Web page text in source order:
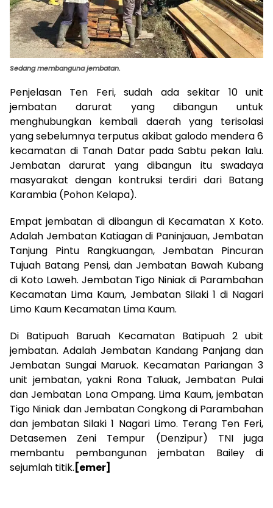
Sedang membanguna jembatan.
Penjelasan Ten Feri, sudah ada sekitar 10 unit
jembatan darurat yang dibangun untuk
menghubungkan kembali daerah yang terisolasi
yang sebelumnya terputus akibat galodo mendera 6
kecamatan di Tanah Datar pada Sabtu pekan lalu.
Jembatan darurat yang dibangun itu swadaya
masyarakat dengan kontruksi terdiri dari Batang
Karambia (Pohon Kelapa).
Empat jembatan di dibangun di Kecamatan X Koto.
Adalah Jembatan Katiagan di Paninjauan, Jembatan
Tanjung Pintu Rangkuangan, Jembatan Pincuran
Tujuah Batang Pensi, dan Jembatan Bawah Kubang
di Koto Laweh. Jembatan Tigo Niniak di Parambahan
Kecamatan Lima Kaum, Jembatan Silaki 1 di Nagari
Limo Kaum Kecamatan Lima Kaum.
Di Batipuah Baruah Kecamatan Batipuah 2 ubit
jembatan. Adalah Jembatan Kandang Panjang dan
Jembatan Sungai Maruok. Kecamatan Pariangan 3
unit jembatan, yakni Rona Taluak, Jembatan Pulai
dan Jembatan Lona Ompang. Lima Kaum, jembatan
Tigo Niniak dan Jembatan Congkong di Parambahan
dan jembatan Silaki 1 Nagari Limo. Terang Ten Feri,
Detasemen Zeni Tempur (Denzipur) TNI juga
membantu pembangunan jembatan Bailey di
sejumlah titik. [emer]